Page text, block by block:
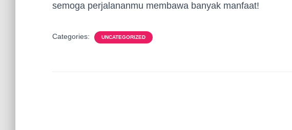
semoga perjalananmu membawa banyak manfaat!
Categories: UNCATEGORIZED